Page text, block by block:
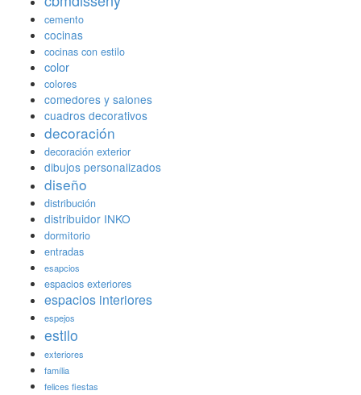
cemento
cocinas
cocinas con estilo
color
colores
comedores y salones
cuadros decorativos
decoración
decoración exterior
dibujos personalizados
diseño
distribución
distribuidor INKO
dormitorio
entradas
esapcios
espacios exteriores
espacios interiores
espejos
estilo
exteriores
família
felices fiestas